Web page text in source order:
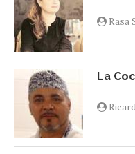
Rasa
La